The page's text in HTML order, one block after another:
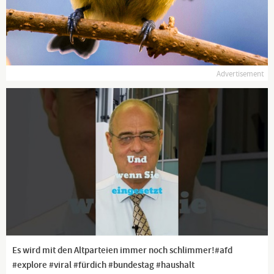
https://www.creativecommons.org/licenses/
Channel description
www.kla.tv
Klagemauer TV entlarvt Verderben bringende Medienlügen und
Lügenmedien!
Die Lüge der Hauptmedien beginnt bei der Vortäuschung ihrer
Vielfalt, obgleich sie sich doch bald weltweit in nur noch einer
Hand befinden. Durch konsequente Unterdrückung von
Gegenstimmen erhalten sie brandgefährliche Lügen aufrecht.
Doch immer mehr Leute durchschauen den Schwindel und
kündigen die Abos. Die ganz großen Meinungsmacher allerdings
lassen sich nicht so leicht abschütteln.
weiter am Leben.
Advertisement
Es wird mit den Altparteien immer noch schlimmer!#afd
#explore #viral #fürdich #bundestag #haushalt